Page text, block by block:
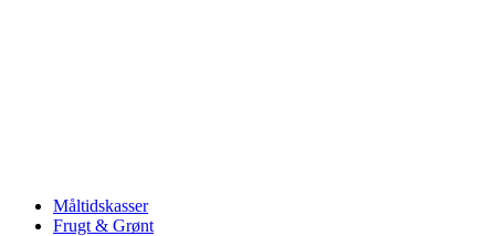
Måltidskasser
Frugt & Grønt